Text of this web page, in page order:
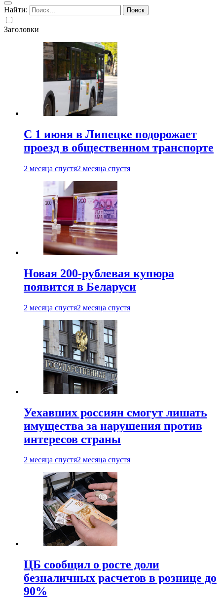
Найти:
Заголовки
С 1 июня в Липецке подорожает
проезд в общественном транспорте
2 месяца спустя2 месяца спустя
Новая 200-рублевая купюра
появится в Беларуси
2 месяца спустя2 месяца спустя
Уехавших россиян смогут лишать
имущества за нарушения против
интересов страны
2 месяца спустя2 месяца спустя
ЦБ сообщил о росте доли
безналичных расчетов в рознице до
90%